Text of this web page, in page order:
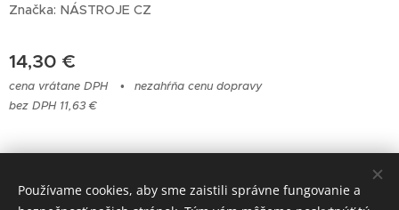
Značka: NÁSTROJE CZ
14,30 €
cena vrátane DPH
nezahŕňa cenu dopravy
bez DPH 11,63 €
© 2023 Všetky práva vyhradené
Používame cookies, aby sme zaistili správne fungovanie a